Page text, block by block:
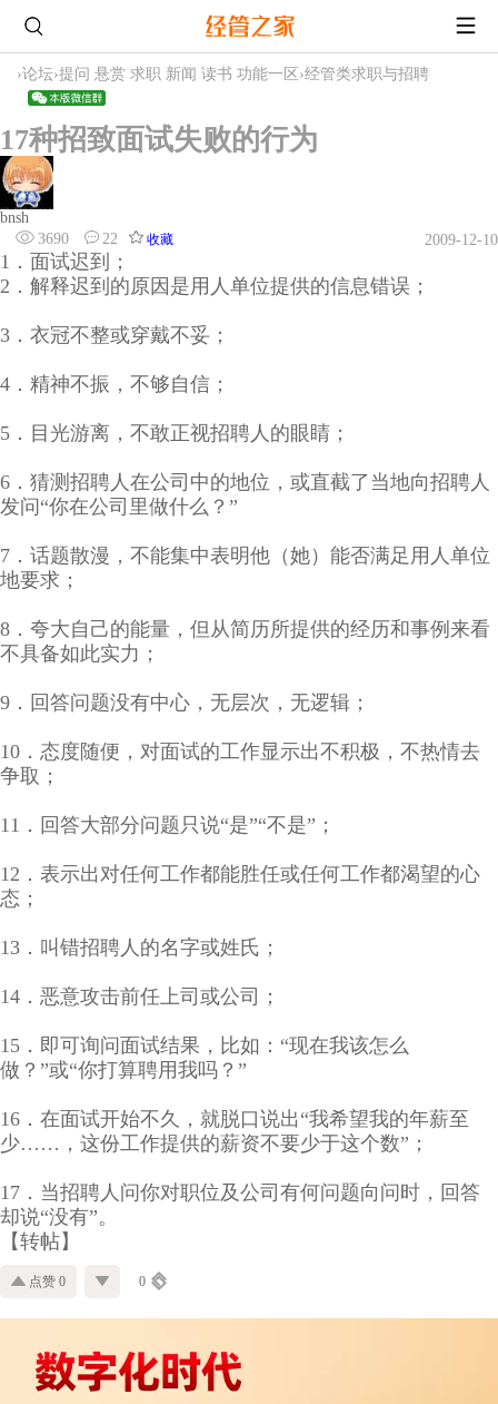
›论坛›提问 悬赏 求职 新闻 读书 功能一区 ›经管类求职与招聘
17种招致面试失败的行为
bnsh
3690
22 收藏 2009-12-10
1．面试迟到；
2．解释迟到的原因是用人单位提供的信息错误；
3．衣冠不整或穿戴不妥；
4．精神不振，不够自信；
5．目光游离，不敢正视招聘人的眼睛；
6．猜测招聘人在公司中的地位，或直截了当地向招聘人
发问“你在公司里做什么？”
7．话题散漫，不能集中表明他（她）能否满足用人单位
地要求；
8．夸大自己的能量，但从简历所提供的经历和事例来看
不具备如此实力；
9．回答问题没有中心，无层次，无逻辑；
10．态度随便，对面试的工作显示出不积极，不热情去
争取；
11．回答大部分问题只说“是”“不是”；
12．表示出对任何工作都能胜任或任何工作都渴望的心
态；
13．叫错招聘人的名字或姓氏；
14．恶意攻击前任上司或公司；
15．即可询问面试结果，比如：“现在我该怎么
做？”或“你打算聘用我吗？”
16．在面试开始不久，就脱口说出“我希望我的年薪至
少……，这份工作提供的薪资不要少于这个数”；
17．当招聘人问你对职位及公司有何问题向问时，回答
却说“没有”。
【转帖】
点赞 0 0